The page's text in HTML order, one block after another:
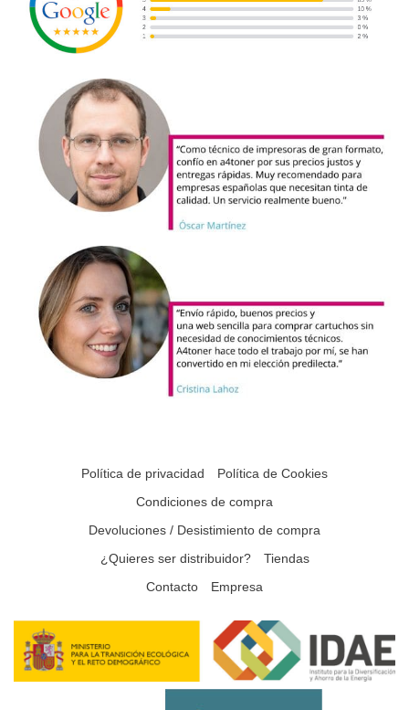
Política de privacidad
Política de Cookies
Condiciones de compra
Devoluciones / Desistimiento de compra
¿Quieres ser distribuidor?
Tiendas
Contacto
Empresa